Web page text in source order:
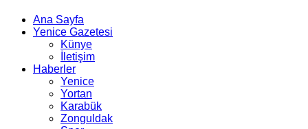
Ana Sayfa
Yenice Gazetesi
Künye
İletişim
Haberler
Yenice
Yortan
Karabük
Zonguldak